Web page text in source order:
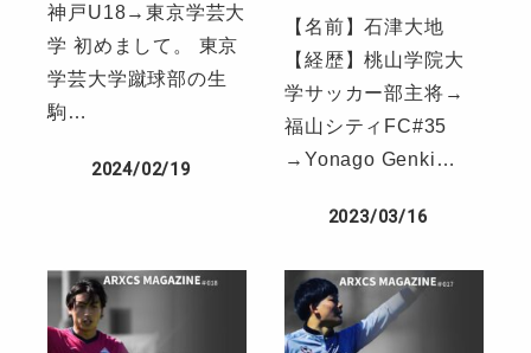
神戸U18→東京学芸大
学 初めまして。 東京
学芸大学蹴球部の生
駒…
2024/02/19
【名前】石津大地
【経歴】桃山学院大
学サッカー部主将→
福山シティFC#35
→Yonago Genki…
2023/03/16